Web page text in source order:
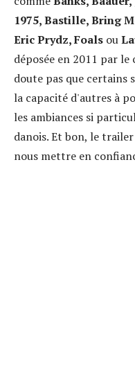
1975, Bastille, Bring
Eric Prydz, Foals ou
déposée en 2011 par
doute pas que
la capacité d'autres à
les ambiances si
danois. Et bon, le
nous mettre en